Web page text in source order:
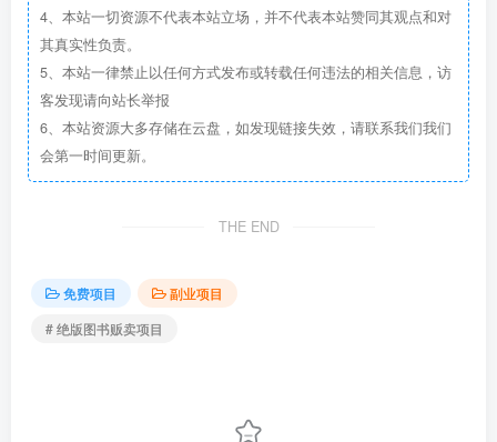
4、本站一切资源不代表本站立场，并不代表本站赞同其观点和对
其真实性负责。
5、本站一律禁止以任何方式发布或转载任何违法的相关信息，访
客发现请向站长举报
6、本站资源大多存储在云盘，如发现链接失效，请联系我们我们
会第一时间更新。
THE END
免费项目
副业项目
# 绝版图书贩卖项目